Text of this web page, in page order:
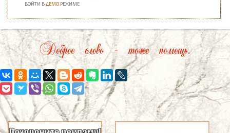
ВОЙТИ ВДЕМО РЕЖИМЕ
Доброе слово – тоже помощь.